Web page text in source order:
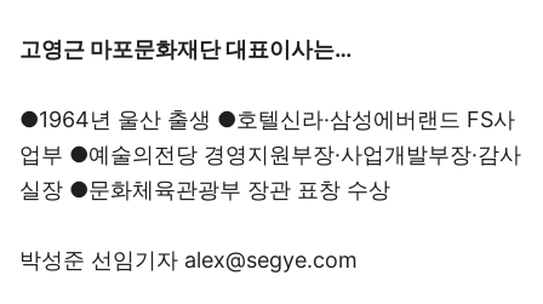
고영근 마포문화재단 대표이사는…
●1964년 울산 출생 ●호텔신라·삼성에버랜드 FS사
업부 ●예술의전당 경영지원부장·사업개발부장·감사
실장 ●문화체육관광부 장관 표창 수상
박성준 선임기자 alex@segye.com